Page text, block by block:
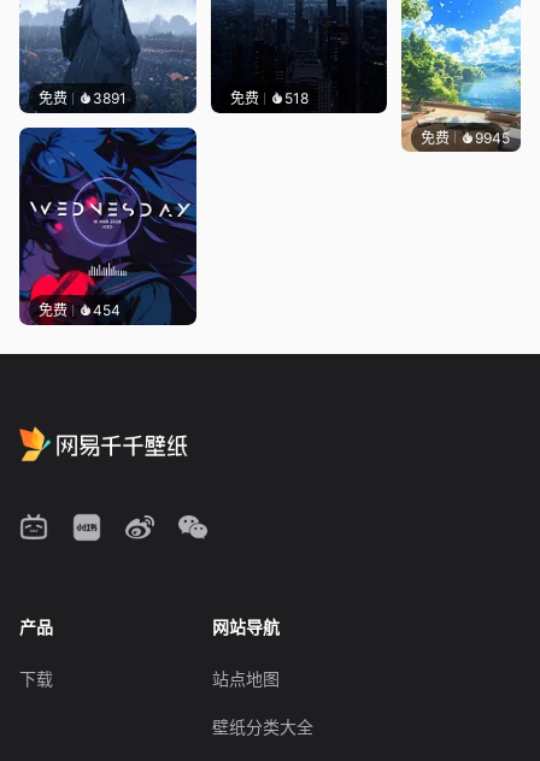
免费 3891 免费 518
免费 454
免费 9945叮叮
产品
下载
网站导航
站点地图
壁纸分类大全